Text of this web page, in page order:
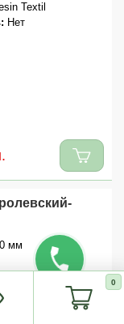
0
Textil
Нет
мм
Textil